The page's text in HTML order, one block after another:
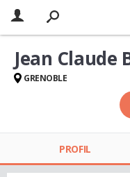
Jean Claude
GRENOBLE
PROFIL